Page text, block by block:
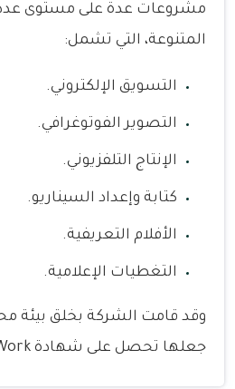
مشروعات عدة على مستوى
المتنوعة، التي تشمل:
التسويق الإلكتروني.
التصوير الفوتوغرافي.
الإنتاج التلفزيوني.
كتابة وإعداد السيناريو.
الأفلام التعريفية.
التغطيات الإعلامية.
وقد قامت الشركة بخلق بيئة
جعلها تحصل على شهادة Great Place to Work.